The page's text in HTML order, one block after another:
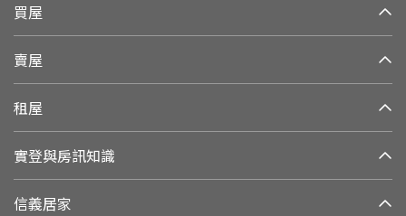
買屋
賣屋
租屋
實登與房訊知識
信義居家